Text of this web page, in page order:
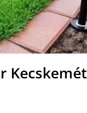
Kecskemét